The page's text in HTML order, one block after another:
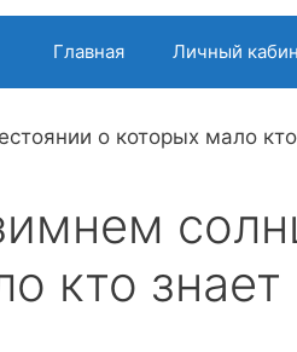
Главная Личный
кто знает